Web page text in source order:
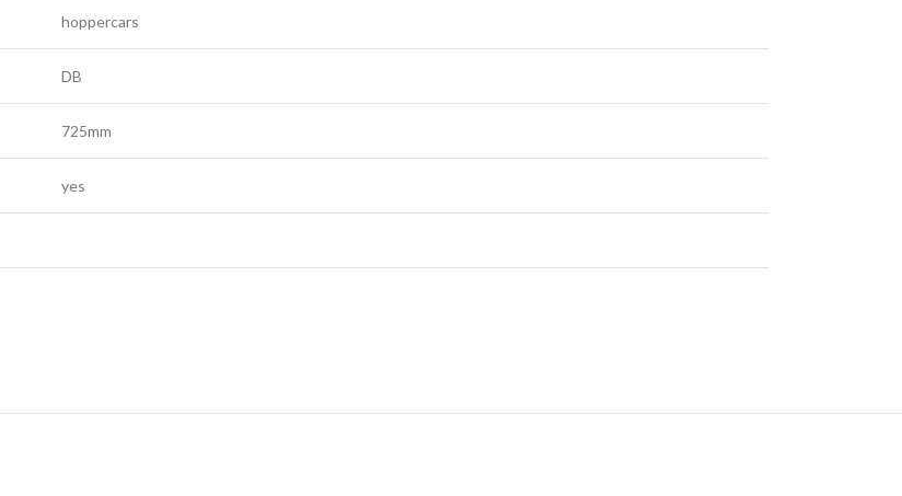
hoppercars
DB
725mm
yes